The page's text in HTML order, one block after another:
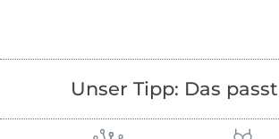
Unser Tipp: Das